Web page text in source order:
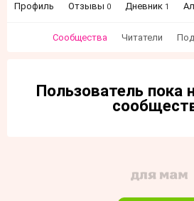
Профиль Отзывы 0 Дневник 1
Сообщества Читатели
Пользователь пока